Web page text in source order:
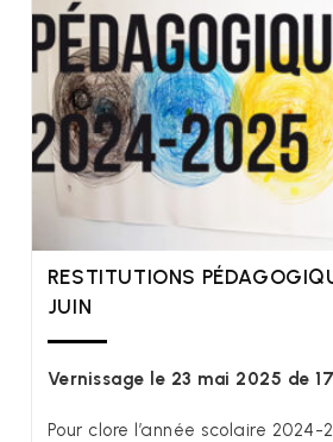
RESTITUTIONS
JUIN
Vernissage le 23 mai 2025 de
Pour clore l’année scolaire 2024-